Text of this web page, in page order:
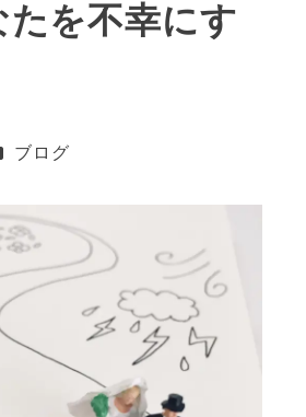
たを不幸にす
ゴリー
ブログ